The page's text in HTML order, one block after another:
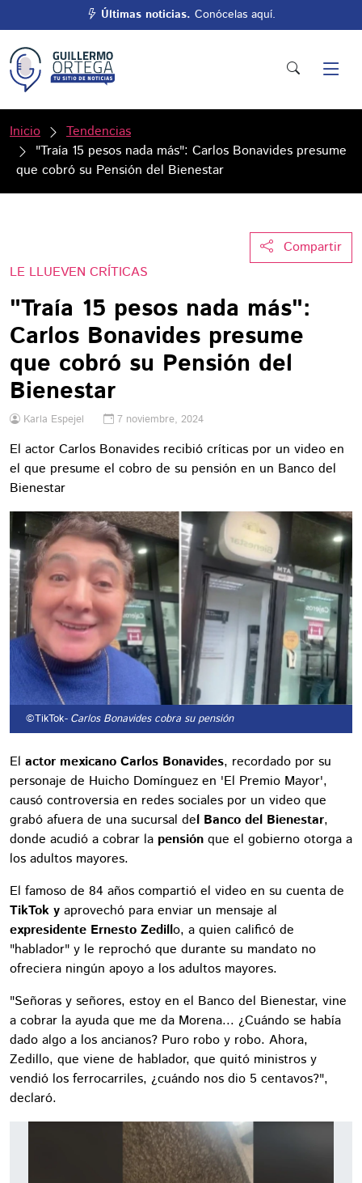
Últimas noticias. Conócelas aquí.
Inicio
Tendencias
"Traía 15 pesos nada más": Carlos Bonavides presume
que cobró su Pensión del Bienestar
Compartir
LE LLUEVEN CRÍTICAS
"Traía 15 pesos nada más":
Carlos Bonavides presume
que cobró su Pensión del
Bienestar
Karla Espejel 7 noviembre, 2024
El actor Carlos Bonavides recibió críticas por un video en
el que presume el cobro de su pensión en un Banco del
Bienestar
©TikTok- Carlos Bonavides cobra su pensión
El actor mexicano Carlos Bonavides, recordado por su
personaje de Huicho Domínguez en 'El Premio Mayor',
causó controversia en redes sociales por un video que
grabó afuera de una sucursal del Banco del Bienestar,
donde acudió a cobrar la pensión que el gobierno otorga a
los adultos mayores.
El famoso de 84 años compartió el video en su cuenta de
TikTok y aprovechó para enviar un mensaje al
expresidente Ernesto Zedillo, a quien calificó de
"hablador" y le reprochó que durante su mandato no
ofreciera ningún apoyo a los adultos mayores.
"Señoras y señores, estoy en el Banco del Bienestar, vine
a cobrar la ayuda que me da Morena... ¿Cuándo se había
dado algo a los ancianos? Puro robo y robo. Ahora,
Zedillo, que viene de hablador, que quitó ministros y
vendió los ferrocarriles, ¿cuándo nos dio 5 centavos?",
declaró.